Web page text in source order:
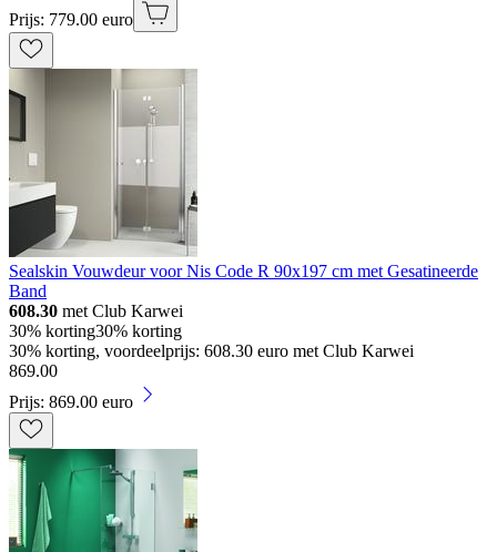
Prijs: 779.00 euro
Sealskin Vouwdeur voor Nis Code R 90x197 cm met Gesatineerde
Band
608.30 met Club Karwei
30% korting30% korting
30% korting, voordeelprijs: 608.30 euro met Club Karwei
869.00
Prijs: 869.00 euro